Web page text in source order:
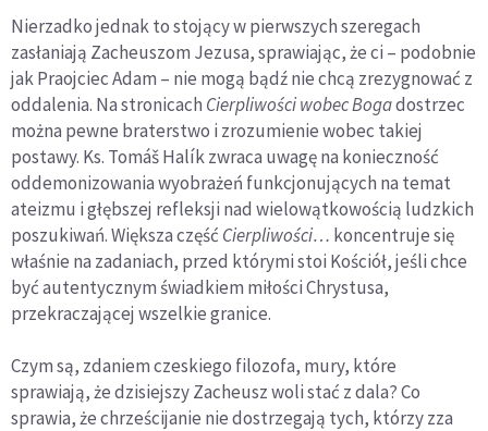
Nierzadko jednak to stojący w pierwszych szeregach
zasłaniają Zacheuszom Jezusa, sprawiając, że ci – podobnie
jak Praojciec Adam – nie mogą bądź nie chcą zrezygnować z
oddalenia. Na stronicach Cierpliwości wobec Bogadostrzec
można pewne braterstwo i zrozumienie wobec takiej
postawy. Ks. Tomáš Halík zwraca uwagę na konieczność
oddemonizowania wyobrażeń funkcjonujących na temat
ateizmu i głębszej refleksji nad wielowątkowością ludzkich
poszukiwań. Większa część Cierpliwości… koncentruje się
właśnie na zadaniach, przed którymi stoi Kościół, jeśli chce
być autentycznym świadkiem miłości Chrystusa,
przekraczającej wszelkie granice.
Czym są, zdaniem czeskiego filozofa, mury, które
sprawiają, że dzisiejszy Zacheusz woli stać z dala? Co
sprawia, że chrześcijanie nie dostrzegają tych, którzy zza